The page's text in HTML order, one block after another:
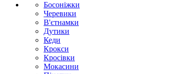
Босоніжки
Черевики
В'єтнамки
Дутики
Кеди
Крокси
Кросівки
Мокасини